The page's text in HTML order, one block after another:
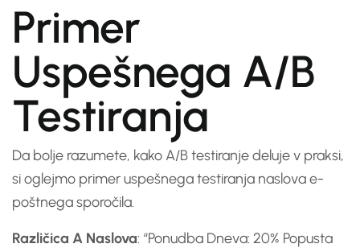
Primer
Uspešnega A/B
Testiranja
Da bolje razumete, kako A/B testiranje deluje v praksi,
si oglejmo primer uspešnega testiranja naslova e-
poštnega sporočila.
Različica A Naslova: “Ponudba Dneva: 20% Popusta